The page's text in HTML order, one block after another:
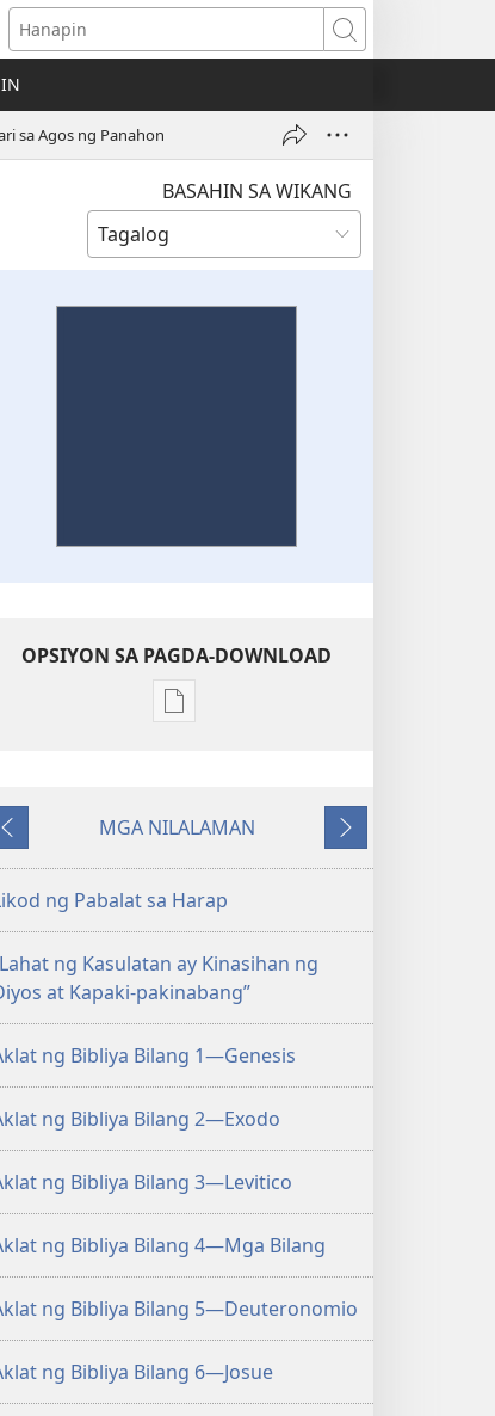
Hanapin
sa Agos ng Panahon
BASAHIN SA WIKANG
OPSIYON SA PAGDA-DOWNLOAD
Opsiyon
ng
"Lahat
ng
ay
Kinasihan
ng
Diyos
at
Kapaki-
pakinabang"
Nauna
MGA NILALAMAN
Susunod
ng Pabalat sa Harap
ng Kasulatan ay Kinasihan ng
at Kapaki-pakinabang”
ng Bibliya Bilang 1—Genesis
ng Bibliya Bilang 2—Exodo
ng Bibliya Bilang 3—Levitico
ng Bibliya Bilang 4—Mga Bilang
ng Bibliya Bilang 5—Deuteronomio
ng Bibliya Bilang 6—Josue